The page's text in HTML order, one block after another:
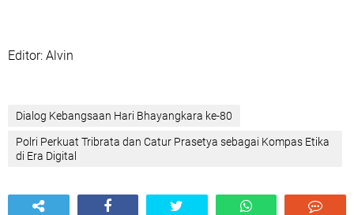
‎Editor: Alvin
‎Dialog Kebangsaan Hari Bhayangkara ke-80
Polri Perkuat Tribrata dan Catur Prasetya sebagai Kompas Etika
di Era Digital